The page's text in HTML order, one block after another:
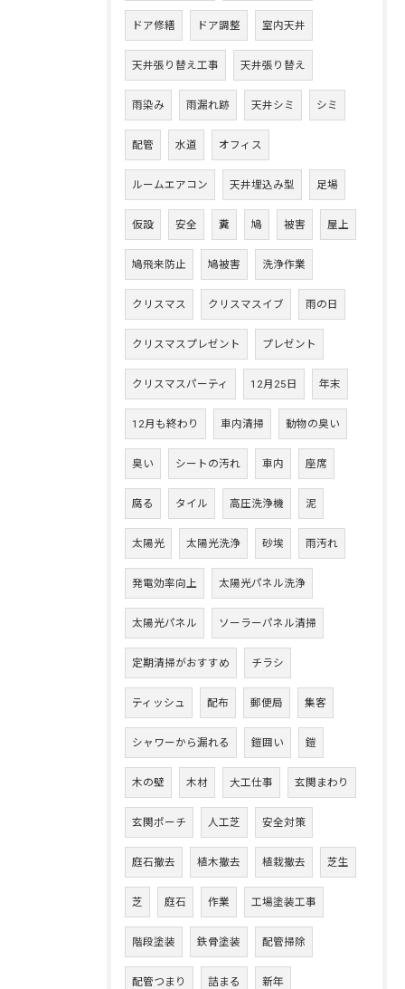
ドア修繕 ドア調整 室内天井
天井張り替え工事 天井張り替え
雨染み 雨漏れ跡 天井シミ シミ
配管 水道 オフィス
ルームエアコン 天井埋込み型 足場
仮設 安全 糞 鳩 被害 屋上
鳩飛来防止 鳩被害 洗浄作業
クリスマス クリスマスイブ 雨の日
クリスマスプレゼント プレゼント
クリスマスパーティ 12月25日 年末
12月も終わり 車内清掃 動物の臭い
臭い シートの汚れ 車内 座席
腐る タイル 高圧洗浄機 泥
太陽光 太陽光洗浄 砂埃 雨汚れ
発電効率向上 太陽光パネル洗浄
太陽光パネル ソーラーパネル清掃
定期清掃がおすすめ チラシ
ティッシュ 配布 郵便局 集客
シャワーから漏れる 鎧囲い 鎧
木の壁 木材 大工仕事 玄関まわり
玄関ポーチ 人工芝 安全対策
庭石撤去 植木撤去 植栽撤去 芝生
芝 庭石 作業 工場塗装工事
階段塗装 鉄骨塗装 配管掃除
配管つまり 詰まる 新年